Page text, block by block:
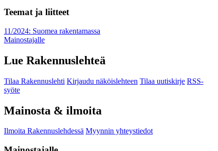
Teemat ja liitteet
11/2024: Suomea rakentamassa
Mainostajalle
Lue Rakennuslehteä
Tilaa Rakennuslehti Kirjaudu näköislehteen Tilaa uutiskirje RSS-
syöte
Mainosta & ilmoita
Ilmoita Rakennuslehdessä Myynnin yhteystiedot